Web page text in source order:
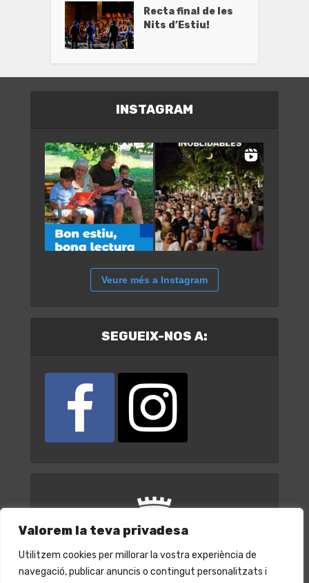
Valorem la teva privadesa
Utilitzem cookies per millorar la vostra experiència de
navegació, publicar anuncis o contingut personalitzats i
Recta final de les
Nits d’Estiu!
INSTAGRAM
Veure més a Instagram
SEGUEIX-NOS A: